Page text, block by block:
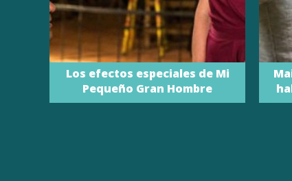
Los efectos especiales de Mi
Pequeño Gran Hombre